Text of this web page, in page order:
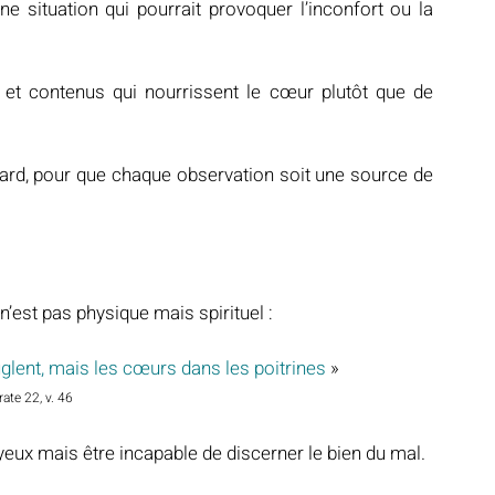
situation qui pourrait provoquer l’inconfort ou la
contenus qui nourrissent le cœur plutôt que de
pour que chaque observation soit une source de
pas physique mais spirituel :
mais les cœurs dans les poitrines »
22, v. 46
mais être incapable de discerner le bien du mal.